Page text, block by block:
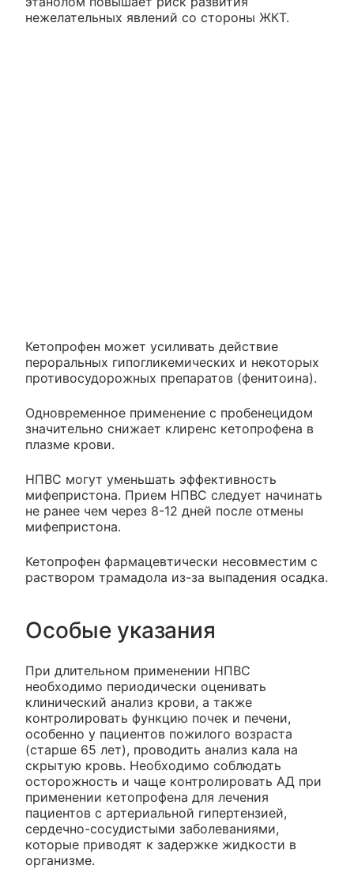
нежелательных явлений со стороны ЖКТ.
Кетопрофен может усиливать действие
пероральных гипогликемических и некоторых
противосудорожных препаратов (фенитоина).
Одновременное применение с пробенецидом
значительно снижает клиренс кетопрофена в
плазме крови.
НПВС могут уменьшать эффективность
мифепристона. Прием НПВС следует начинать
не ранее чем через 8-12 дней после отмены
мифепристона.
Кетопрофен фармацевтически несовместим с
раствором трамадола из-за выпадения осадка.
Особые указания
При длительном применении НПВС
необходимо периодически оценивать
клинический анализ крови, а также
контролировать функцию почек и печени,
особенно у пациентов пожилого возраста
(старше 65 лет), проводить анализ кала на
скрытую кровь. Необходимо соблюдать
осторожность и чаще контролировать АД при
применении кетопрофена для лечения
пациентов с артериальной гипертензией,
сердечно-сосудистыми заболеваниями,
которые приводят к задержке жидкости в
организме.